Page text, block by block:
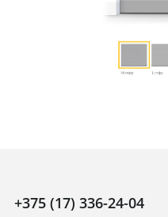
+375 (17) 336-24-04